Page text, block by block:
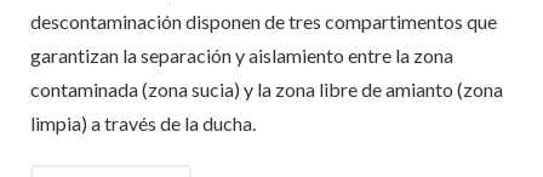
descontaminación disponen de tres compartimentos que
garantizan la separación y aislamiento entre la zona
contaminada (zona sucia) y la zona libre de amianto (zona
limpia) a través de la ducha.